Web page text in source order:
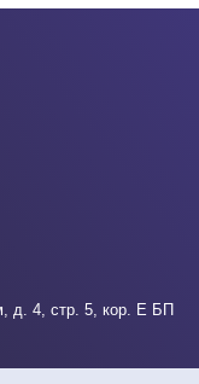
д. 4, стр. 5, кор. Е БП